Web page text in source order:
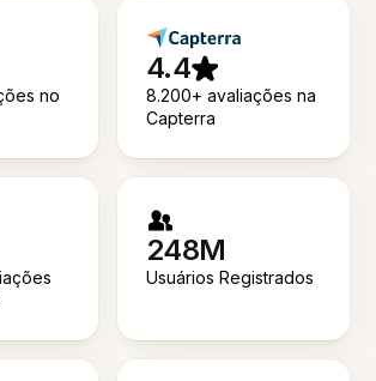
no
4.4
8.200+ avaliações na
Capterra
248M
Usuários Registrados